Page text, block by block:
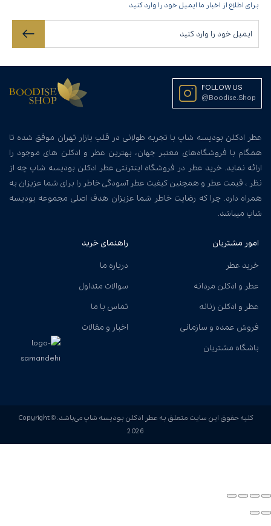
برای اطلاع از اخبار ما ایمیل خود را وارد کنید
FOLLOW US
@Boodise.Shop
عطر ادکلن بودیسه شاپ با تجربه طولانی در قلب بازار تهران موفق شده تا
همگام با فروشگاه‌های معتبر جهان، بهترین عطر و ادکلن های موجود را
ارائه نماید. خرید عطر در فروشگاه اینترنتی عطر ادکلن بودیسه شاپ چه از
نظر ، قیمت عطر و همچنین کیفیت عطر آسودگی خاطر را برای شما عزیزان به
همراه دارد. چرا که رضایت خاطر شما عزیزان هدف اصلی مجموعه بودیسه
شاپ میباشد.
امور مشتریان
خرید عطر
عطر و ادکلن مردانه
عطر و ادکلن زنانه
فروش عمده و سازمانی
باشگاه مشتریان
راهنمای خرید
درباره ما
سوالات متداول
تماس با ما
اخبار و مقالات
کلیه حقوق این سایت متعلق به عطر ادکلن بودیسه شاپ می‌باشد. Copyright ©
2026